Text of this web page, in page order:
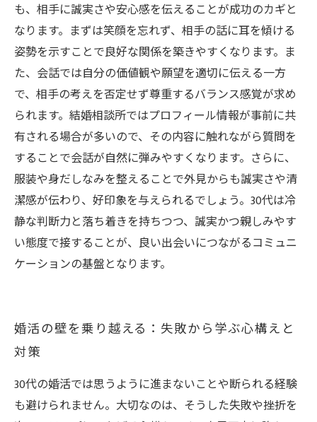
も、相手に誠実さや安心感を伝えることが成功のカギと
なります。まずは笑顔を忘れず、相手の話に耳を傾ける
姿勢を示すことで良好な関係を築きやすくなります。ま
た、会話では自分の価値観や願望を適切に伝える一方
で、相手の考えを否定せず尊重するバランス感覚が求め
られます。結婚相談所ではプロフィール情報が事前に共
有される場合が多いので、その内容に触れながら質問を
することで会話が自然に弾みやすくなります。さらに、
服装や身だしなみを整えることで外見からも誠実さや清
潔感が伝わり、好印象を与えられるでしょう。30代は冷
静な判断力と落ち着きを持ちつつ、誠実かつ親しみやす
い態度で接することが、良い出会いにつながるコミュニ
ケーションの基盤となります。
婚活の壁を乗り越える：失敗から学ぶ心構えと
対策
30代の婚活では思うように進まないことや断られる経験
も避けられません。大切なのは、そうした失敗や挫折を